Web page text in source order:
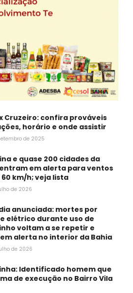
Cruzeiro: confira prováveis
horário e onde assistir
de 2025
e quase 200 cidades da
em alerta para ventos
km/h; veja lista
de 2026
anunciada: mortes por
elétrico durante uso de
voltam a se repetir e
alerta no interior da Bahia
de 2026
Identificado homem que
de execução no Bairro Vila